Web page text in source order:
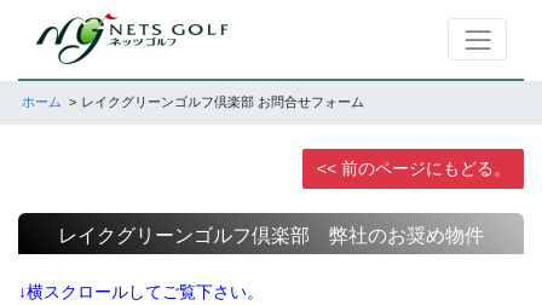
ホーム レイクグリーンゴルフ倶楽部 お問合せフォーム
<< 前のページにもどる。
レイクグリーンゴルフ倶楽部 弊社のお奨め物件
↓横スクロールしてご覧下さい。